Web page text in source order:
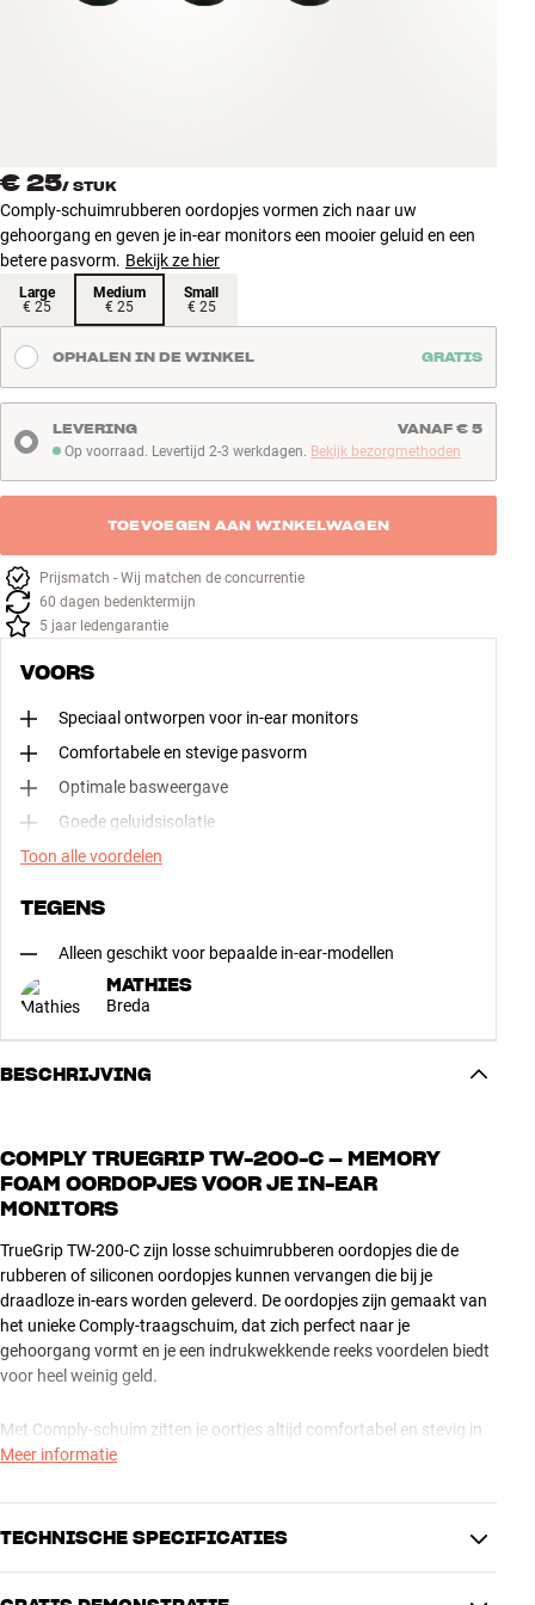
NIEUW
AANBIEDINGEN
Winkels
Klantenservice
Inloggen
Klantenservice
Bouw met geluid
€ 25/ STUK
Comply-schuimrubberen oordopjes vormen zich naar uw
gehoorgang en geven je in-ear monitors een mooier geluid en een
betere pasvorm. Bekijk ze hier
Large
€ 25
Medium
€ 25
Small
€ 25
OPHALEN IN DE WINKEL GRATIS
Op voorraad. Levertijd 2-3 werkdagen
Op voorraad. Levertijd 2-3 werkdagen. Bekijk bezorgmethoden
LEVERING VANAF € 5
TOEVOEGEN AAN WINKELWAGEN
Prijsmatch - Wij matchen de concurrentie
60 dagen bedenktermijn
5 jaar ledengarantie
VOORS
Speciaal ontworpen voor in-ear monitors
Comfortabele en stevige pasvorm
Optimale basweergave
Goede geluidsisolatie
Toon alle voordelen
TEGENS
Alleen geschikt voor bepaalde in-ear-modellen
MATHIES
Breda
BESCHRIJVING
COMPLY TRUEGRIP TW-200-C – MEMORY
FOAM OORDOPJES VOOR JE IN-EAR
MONITORS
TrueGrip TW-200-C zijn losse schuimrubberen oordopjes die de
rubberen of siliconen oordopjes kunnen vervangen die bij je
draadloze in-ears worden geleverd. De oordopjes zijn gemaakt van
het unieke Comply-traagschuim, dat zich perfect naar je
gehoorgang vormt en je een indrukwekkende reeks voordelen biedt
voor heel weinig geld.
Met Comply-schuim zitten je oortjes altijd comfortabel en stevig in
je gehoorgang, ook bij intensieve activiteiten. Je krijgt een veel
irritatie. Je krijgt een betere isolatie tegen omgevingsgeluiden en
niet in de laatste plaats beschermt het ingebouwde filter de drivers
Meer informatie
TECHNISCHE SPECIFICATIES